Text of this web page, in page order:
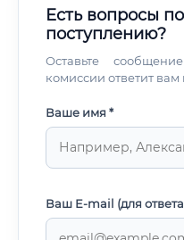
Есть вопросы
поступлению?
Оставьте
комиссии ответит
Ваше имя *
Ваш E-mail (для